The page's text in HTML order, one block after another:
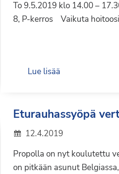
To 9.5.2019 klo 14.00 –
8, P-kerros ​ ​ Vaikuta
Lue lisää
Eturauhassyöpä
12.4.2019
Propolla on nyt koulutettu
on pitkään asunut